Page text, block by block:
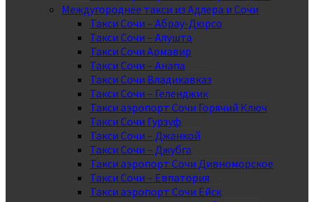
Междугороднее такси из Адлера и Сочи
Такси Сочи – Абрау-Дюрсо
Такси Сочи – Алушта
Такси Сочи Армавир
Такси Сочи – Анапа
Такси Сочи Владикавказ
Такси Сочи – Геленджик
Такси аэропорт Сочи Горячий Ключ
Такси Сочи Гурзуф
Такси Сочи – Джанкой
Такси Сочи – Джубга
Такси аэропорт Сочи Дивноморское
Такси Сочи – Евпатория
Такси аэропорт Сочи Ейск